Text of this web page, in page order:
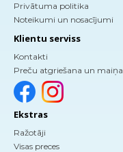
Privātuma politika
Noteikumi un nosacījumi
Klientu serviss
Kontakti
Preču atgriešana un maiņa
Ekstras
Ražotāji
Visas preces